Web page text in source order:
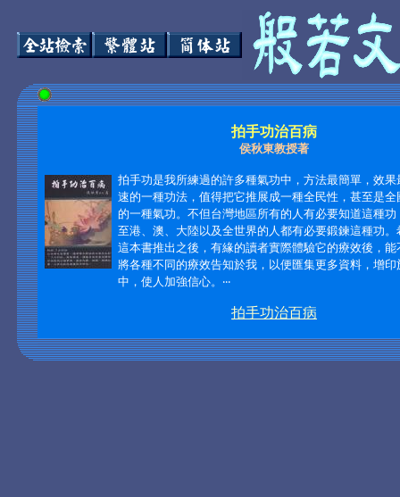
拍手功治百病
侯秋東教授著
拍手功是我所練過的許多種氣功中，方法最簡單，效果
速的一種功法，值得把它推展成一種全民性，甚至是全
的一種氣功。不但台灣地區所有的人有必要知道這種功
至港、澳、大陸以及全世界的人都有必要鍛鍊這種功。
這本書推出之後，有緣的讀者實際體驗它的療效後，能
將各種不同的療效告知於我，以便匯集更多資料，增印
中，使人加強信心。‧‧‧
拍手功治百病